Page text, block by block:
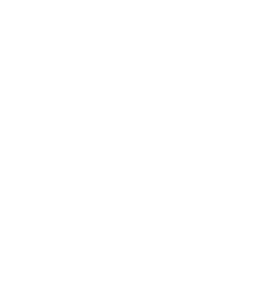
iguales (509 votos); el
el alquiler (316 votos) o los
excursiones (280 votos).
que se celebraron durante
municipio (Centro de
Edificio Innova, en Arroyo de
Orlando’, en el Pueblo), y en
que se desprendieron las
Presupuestos, que alcanzan
euros en la cuarta